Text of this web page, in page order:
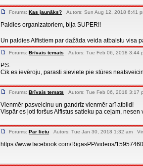
Forums: Kas jaunāks? Autors: Sun Aug 12, 2018 6:41
Paldies organizatoriem, bija SUPER!!
Un paldies Alfistiem par dažāda veida atbalstu visa
Forums: Brīvais temats Autors: Tue Feb 06, 2018 3:44
P.S.
Cik es ievēroju, parasti sieviete pie stūres
Forums: Brīvais temats Autors: Tue Feb 06, 2018 3:17
Vienmēr pasveicinu un gandrīz vienmēr arī atbild!
Vispār es ļoti foršus Alfistus satieku pa ceļam,
Forums: Par lietu Autors: Tue Jan 30, 2018 1:32 am
https://www.facebook.com/RigasPP/videos/